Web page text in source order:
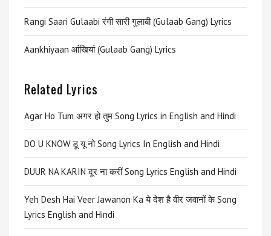
Rangi Saari Gulaabi रंगी सारी गुलाबी (Gulaab Gang) Lyrics
Aankhiyaan आंखियां (Gulaab Gang) Lyrics
Related Lyrics
Agar Ho Tum अगर हो तुम Song Lyrics in English and Hindi
DO U KNOW डू यू नो Song Lyrics In English and Hindi
DUUR NA KARIN दूर ना करीं Song Lyrics English and Hindi
Yeh Desh Hai Veer Jawanon Ka ये देश है वीर जवानों के Song
Lyrics English and Hindi